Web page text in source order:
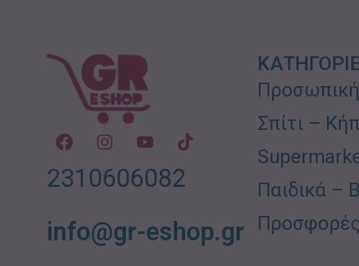
2310606082
info@gr-eshop.gr
Σπίτι –
Παιδικά –